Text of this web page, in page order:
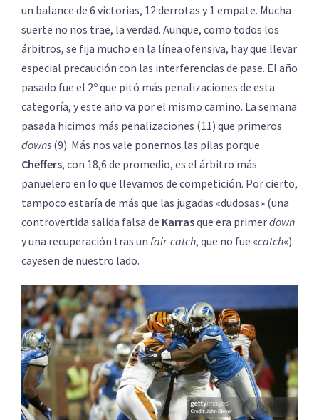
un balance de 6 victorias, 12 derrotas y 1 empate. Mucha
suerte no nos trae, la verdad. Aunque, como todos los
árbitros, se fija mucho en la línea ofensiva, hay que llevar
especial precaución con las interferencias de pase. El año
pasado fue el 2º que pitó más penalizaciones de esta
categoría, y este año va por el mismo camino. La semana
pasada hicimos más penalizaciones (11) que primeros
downs (9). Más nos vale ponernos las pilas porque
Cheffers, con 18,6 de promedio, es el árbitro más
pañuelero en lo que llevamos de competición. Por cierto,
tampoco estaría de más que las jugadas «dudosas» (una
controvertida salida falsa de Karrasque era primerdown
y una recuperación tras un fair-catch, que no fue «catch«)
cayesen de nuestro lado.